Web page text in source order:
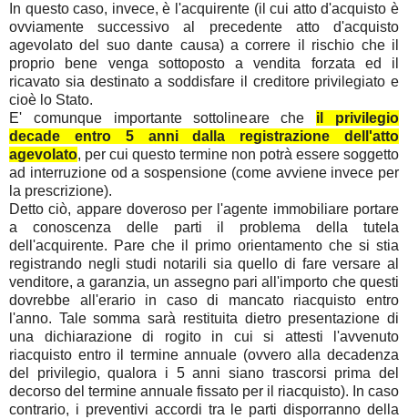
In questo caso, invece, è l'acquirente (il cui atto d'acquisto è
ovviamente successivo al precedente atto d'acquisto
agevolato del suo dante causa) a correre il rischio che il
proprio bene venga sottoposto a vendita forzata ed il
ricavato sia destinato a soddisfare il creditore privilegiato e
cioè lo Stato.
E' comunque importante sottolineare che il privilegio
decade entro 5 anni dalla registrazione dell'atto
agevolato, per cui questo termine non potrà essere soggetto
ad interruzione od a sospensione (come avviene invece per
la prescrizione).
Detto ciò, appare doveroso per l'agente immobiliare portare
a conoscenza delle parti il problema della tutela
dell'acquirente. Pare che il primo orientamento che si stia
registrando negli studi notarili sia quello di fare versare al
venditore, a garanzia, un assegno pari all'importo che questi
dovrebbe all'erario in caso di mancato riacquisto entro
l'anno. Tale somma sarà restituita dietro presentazione di
una dichiarazione di rogito in cui si attesti l'avvenuto
riacquisto entro il termine annuale (ovvero alla decadenza
del privilegio, qualora i 5 anni siano trascorsi prima del
decorso del termine annuale fissato per il riacquisto). In caso
contrario, i preventivi accordi tra le parti disporranno della